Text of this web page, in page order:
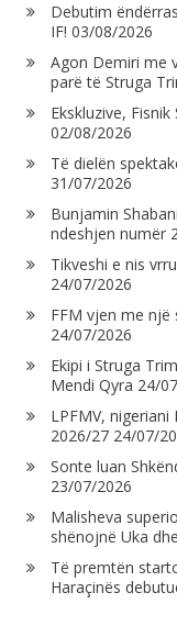
Debutim
IF! 03/08/2026
Agon Demiri me
parë të Struga
Ekskluzive,
02/08/2026
Të dielën
31/07/2026
Bunjamin
ndeshjen numër
Tikveshi e nis
24/07/2026
FFM vjen me një
24/07/2026
Ekipi i Struga
Mendi Qyra 24/
LPFMV,
2026/27 24/07/
Sonte luan
23/07/2026
Malisheva
shënojnë Uka
Të premtën
Haraçinës